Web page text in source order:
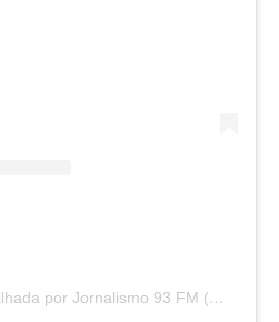
Uma publicação compartilhada por Jornalismo 93 FM (@jornalismo93fm)